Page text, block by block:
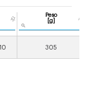
Peso
[g]
305